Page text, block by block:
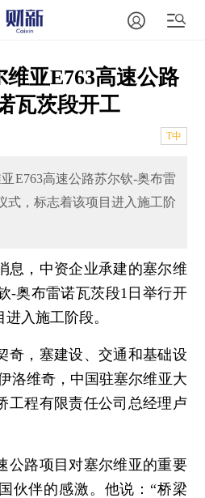
亚E763高速公路
瓦茨段开工
T中
E763高速公路苏尔钦-奥布雷
式，标志着该项目进入施工阶
，中资企业承建的塞尔维
-奥布雷诺瓦茨段1日举行开
入施工阶段。
，塞建设、交通和基础设
洛维奇，中国驻塞尔维亚大
工程有限责任公司总经理卢
路项目对塞尔维亚的重要
伙伴的感激。他说：“桥梁